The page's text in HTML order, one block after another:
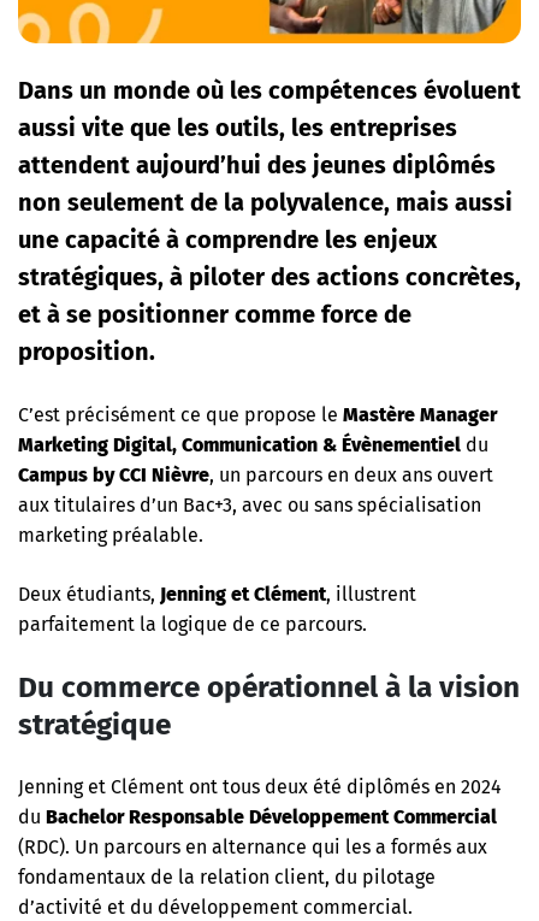
Dans un monde où les compétences évoluent
aussi vite que les outils, les entreprises
attendent aujourd’hui des jeunes diplômés
non seulement de la polyvalence, mais aussi
une capacité à comprendre les enjeux
stratégiques, à piloter des actions concrètes,
et à se positionner comme force de
proposition.
C’est précisément ce que propose le Mastère Manager
Marketing Digital, Communication & Évènementiel du
Campus by CCI Nièvre, un parcours en deux ans ouvert
aux titulaires d’un Bac+3, avec ou sans spécialisation
marketing préalable.
Deux étudiants, Jenning et Clément, illustrent
parfaitement la logique de ce parcours.
Du commerce opérationnel à la vision
stratégique
Jenning et Clément ont tous deux été diplômés en 2024
du Bachelor Responsable Développement Commercial
(RDC). Un parcours en alternance qui les a formés aux
fondamentaux de la relation client, du pilotage
d’activité et du développement commercial.